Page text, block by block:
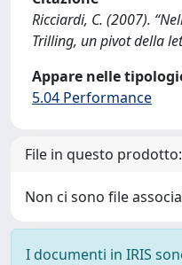
Ricciardi, C. (2007).
Trilling, un pivot della
Appare nelle
5.04 Performance
File in questo prodotto:
Non ci sono file
I documenti in IRIS